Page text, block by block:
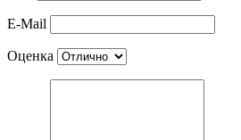
E-Mail
Оценка